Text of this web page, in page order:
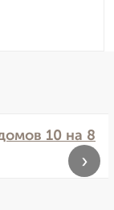
10 на 8
›